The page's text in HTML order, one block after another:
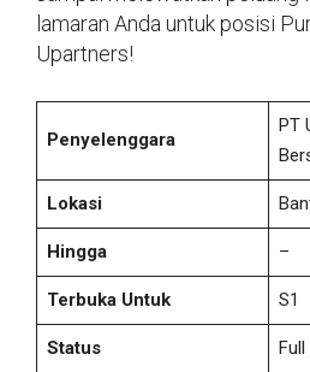
lamaran Anda untuk posisi
Upartners!
Penyelenggara
PT
Lokasi
Hingga –
Terbuka Untuk S1
Status Full